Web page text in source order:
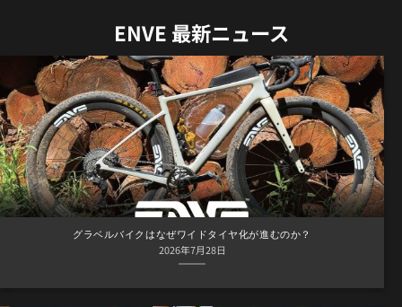
ENVE 最新ニュース
グラベルバイクはなぜワイドタイヤ化が進むのか？
2026年7月28日